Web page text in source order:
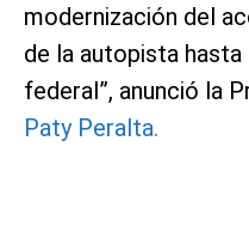
modernización del
de la autopista
federal”, anunció la
Paty Peralta.